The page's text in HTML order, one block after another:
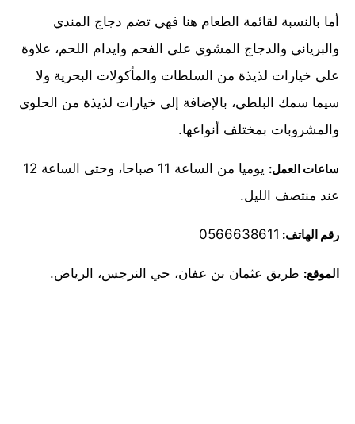
أما بالنسبة لقائمة الطعام هنا فهي تضم دجاج المندي
والبرياني والدجاج المشوي على الفحم وايدام اللحم، علاوة
على خيارات لذيذة من السلطات والمأكولات البحرية ولا
سيما سمك البلطي، بالإضافة إلى خيارات لذيذة من الحلوى
والمشروبات بمختلف أنواعها.
ساعات العمل:
يوميا من الساعة 11 صباحا، وحتى الساعة 12
عند منتصف الليل.
رقم الهاتف: 0566638611
الموقع: طريق عثمان بن عفان، حي النرجس، الرياض.